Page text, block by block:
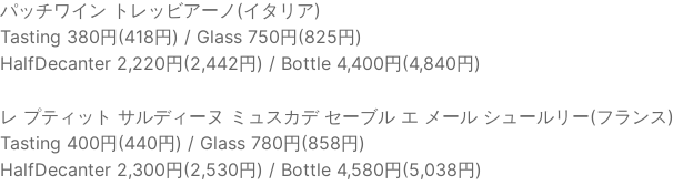
パッチワイン トレッビアーノ(イタリア)
Tasting 380円(418円) / Glass 750円(825円)
HalfDecanter 2,220円(2,442円) / Bottle 4,400円(4,840円)
レ プティット サルディーヌ ミュスカデ セーブル エ メール シュールリー(フランス)
Tasting 400円(440円) / Glass 780円(858円)
HalfDecanter 2,300円(2,530円) / Bottle 4,580円(5,038円)